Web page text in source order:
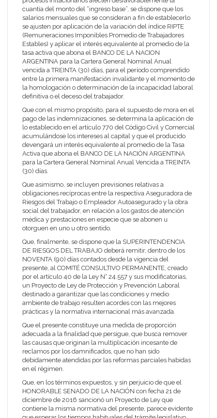
cuantía del monto del “ingreso base”, se dispone que los
salarios mensuales que se consideran a fin de establecerlo
se ajusten por aplicación de la variación del índice RIPTE
(Remuneraciones Imponibles Promedio de Trabajadores
Estables) y aplicar el interés equivalente al promedio de la
tasa activa que abona el BANCO DE LA NACION
ARGENTINA para la Cartera General Nominal Anual
vencida a TREINTA (30) días, para el período comprendido
entre la primera manifestación invalidante y el momento de
la homologación o determinación de la incapacidad laboral
definitiva o el deceso del trabajador.
Que con el mismo propósito, para el supuesto de mora en el
pago de las indemnizaciones, se determina la aplicación de
lo establecido en el artículo 770 del Código Civil y Comercial
acumulándose los intereses al capital y que el producido
devengará un interés equivalente al promedio de la Tasa
Activa que abona el BANCO DE LA NACIÓN ARGENTINA
para la Cartera General Nominal Anual Vencida a TREINTA
(30) días.
Que asimismo, se incluyen previsiones relativas a
obligaciones recíprocas entre la respectiva Aseguradora de
Riesgos del Trabajo o Empleador Autoasegurado y la obra
social del trabajador, en relación a los gastos de atención
médica y prestaciones en especie que se abonen u
otorguen en uno u otro sentido.
Que, finalmente, se dispone que la SUPERINTENDENCIA
DE RIESGOS DEL TRABAJO deberá remitir, dentro de los
NOVENTA (90) días contados desde la vigencia del
presente, al COMITÉ CONSULTIVO PERMANENTE, creado
por el artículo 40 de la Ley N° 24.557 y sus modificatorias,
un Proyecto de Ley de Protección y Prevención Laboral
destinado a garantizar que las condiciones y medio
ambiente de trabajo resulten acordes con las mejores
prácticas y la normativa internacional más avanzada.
Que el presente constituye una medida de proporción
adecuada a la finalidad que persigue, que busca remover
las causas que originan la multiplicación incesante de
reclamos por los damnificados, que no han sido
debidamente atendidas por las reformas parciales habidas
en el régimen.
Que, en los términos expuestos, y sin perjuicio de que el
HONORABLE SENADO DE LA NACIÓN con fecha 21 de
diciembre de 2016 sancionó un Proyecto de Ley que
contiene la misma normativa del presente, parece evidente